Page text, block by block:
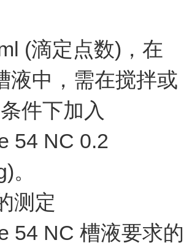
(滴定点数)，在
液中，需在搅拌或
件下加入
54 NC 0.2
。
测定
54 NC 槽液要求的